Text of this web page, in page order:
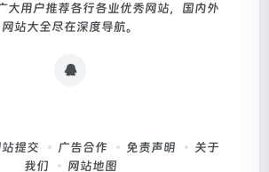
大用户推荐各行各业优秀网站，国内外
网站大全尽在深度导航。
提交 广告合作 免责声明
关于
我们
网站地图